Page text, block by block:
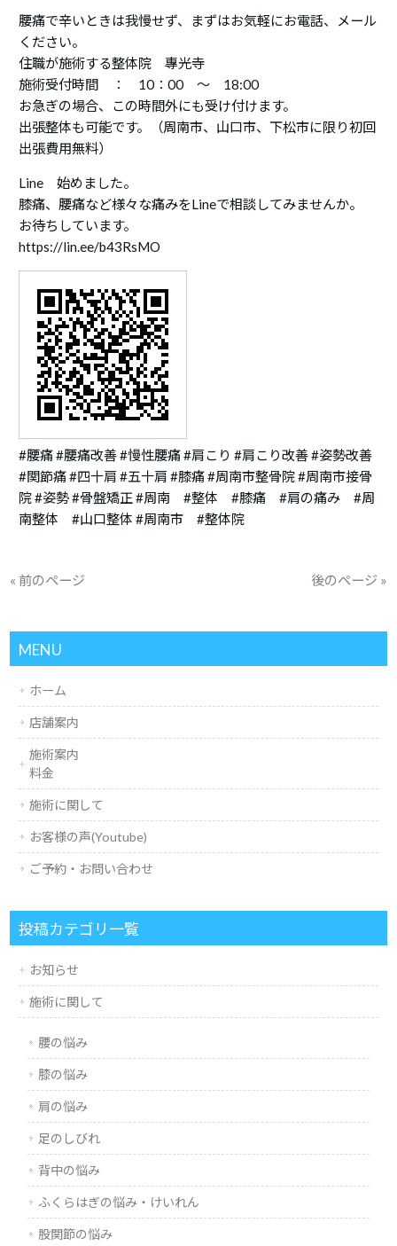
腰痛で辛いときは我慢せず、まずはお気軽にお電話、メール
ください。
住職が施術する整体院 專光寺
施術受付時間 ： 10：00 ～ 18:00
お急ぎの場合、この時間外にも受け付けます。
出張整体も可能です。（周南市、山口市、下松市に限り初回
出張費用無料）
Line 始めました。
膝痛、腰痛など様々な痛みをLineで相談してみませんか。
お待ちしています。
https://lin.ee/b43RsMO
#腰痛 #腰痛改善 #慢性腰痛 #肩こり #肩こり改善 #姿勢改善
#関節痛 #四十肩 #五十肩 #膝痛 #周南市整骨院 #周南市接骨
院 #姿勢 #骨盤矯正 #周南 #整体 #膝痛 #肩の痛み #周
南整体 #山口整体 #周南市 #整体院
« 前のページ 後のページ »
MENU
ホーム
店舗案内
施術案内
料金
施術に関して
お客様の声(Youtube)
ご予約・お問い合わせ
投稿カテゴリ一覧
お知らせ
施術に関して
腰の悩み
膝の悩み
肩の悩み
足のしびれ
背中の悩み
ふくらはぎの悩み・けいれん
股関節の悩み